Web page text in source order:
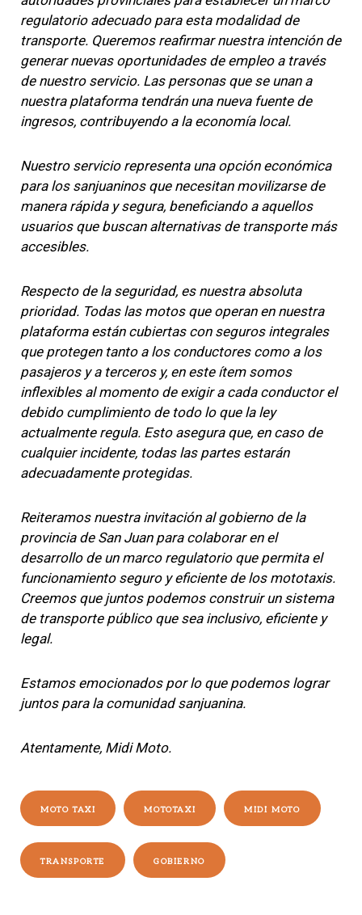
regulatorio adecuado para esta modalidad de
transporte. Queremos reafirmar nuestra intención de
generar nuevas oportunidades de empleo a través
de nuestro servicio. Las personas que se unan a
nuestra plataforma tendrán una nueva fuente de
ingresos, contribuyendo a la economía local.
Nuestro servicio representa una opción económica
para los sanjuaninos que necesitan movilizarse de
manera rápida y segura, beneficiando a aquellos
usuarios que buscan alternativas de transporte más
accesibles.
Respecto de la seguridad, es nuestra absoluta
prioridad. Todas las motos que operan en nuestra
plataforma están cubiertas con seguros integrales
que protegen tanto a los conductores como a los
pasajeros y a terceros y, en este ítem somos
inflexibles al momento de exigir a cada conductor el
debido cumplimiento de todo lo que la ley
actualmente regula. Esto asegura que, en caso de
cualquier incidente, todas las partes estarán
adecuadamente protegidas.
Reiteramos nuestra invitación al gobierno de la
provincia de San Juan para colaborar en el
desarrollo de un marco regulatorio que permita el
funcionamiento seguro y eficiente de los mototaxis.
Creemos que juntos podemos construir un sistema
de transporte público que sea inclusivo, eficiente y
legal.
Estamos emocionados por lo que podemos lograr
juntos para la comunidad sanjuanina.
Atentamente, Midi Moto.
MOTO TAXI MOTOTAXI MIDI MOTO
TRANSPORTE GOBIERNO